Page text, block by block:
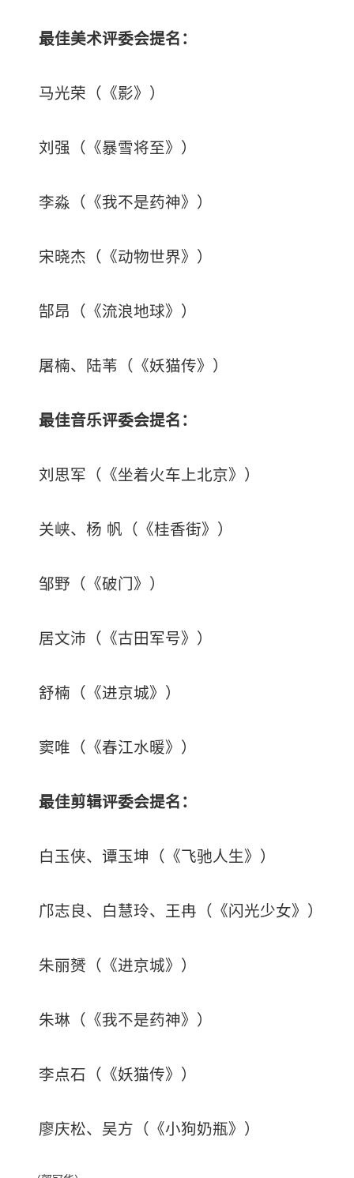
最佳美术评委会提名：
马光荣（《影》）
刘强（《暴雪将至》）
李淼（《我不是药神》）
宋晓杰（《动物世界》）
郜昂（《流浪地球》）
屠楠、陆苇（《妖猫传》）
最佳音乐评委会提名：
刘思军（《坐着火车上北京》）
关峡、杨 帆（《桂香街》）
邹野（《破门》）
居文沛（《古田军号》）
舒楠（《进京城》）
窦唯（《春江水暖》）
最佳剪辑评委会提名：
白玉侠、谭玉坤（《飞驰人生》）
邝志良、白慧玲、王冉（《闪光少女》）
朱丽赟（《进京城》）
朱琳（《我不是药神》）
李点石（《妖猫传》）
廖庆松、吴方（《小狗奶瓶》）